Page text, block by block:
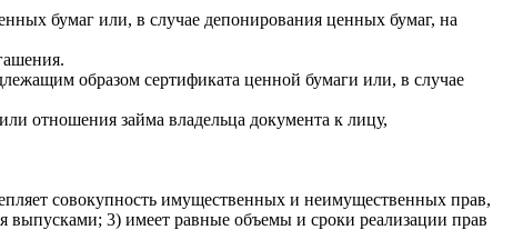
бумаг или, в случае депонирования ценных бумаг, на
образом сертификата ценной бумаги или, в случае
отношения займа владельца документа к лицу,
совокупность имущественных и неимущественных прав,
выпусками; 3) имеет равные объемы и сроки реализации прав